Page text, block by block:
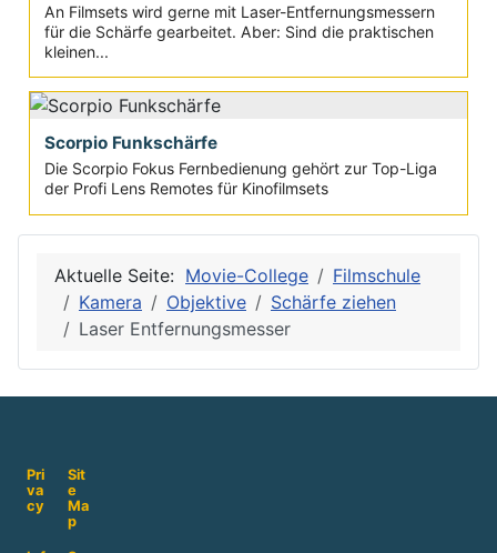
An Filmsets wird gerne mit Laser-Entfernungsmessern
für die Schärfe gearbeitet. Aber: Sind die praktischen
kleinen...
Scorpio Funkschärfe
Die Scorpio Fokus Fernbedienung gehört zur Top-Liga
der Profi Lens Remotes für Kinofilmsets
Aktuelle Seite: Movie-College
Filmschule
Kamera
Objektive
Schärfe ziehen
Laser Entfernungsmesser
Pri
va
cy
Sit
e
Ma
p